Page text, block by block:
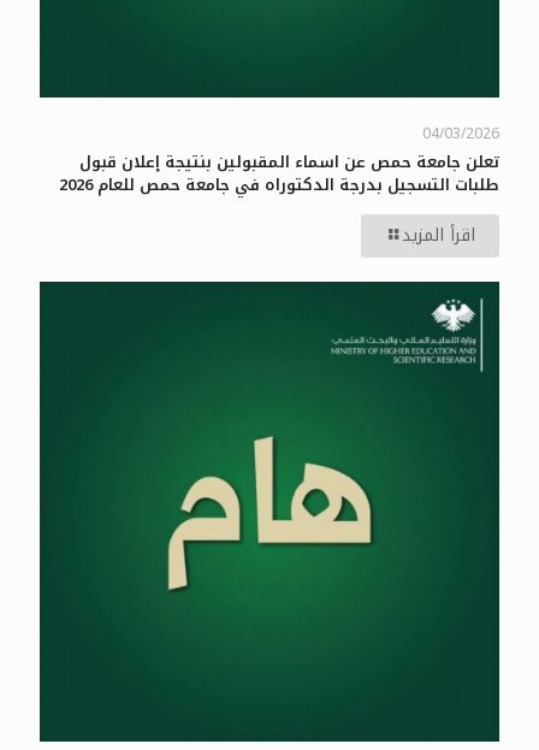
04/03/2026
تعلن جامعة حمص عن اسماء المقبولين بنتيجة إعلان قبول
طلبات التسجيل بدرجة الدكتوراه في جامعة حمص للعام 2026
اقرأ المزيد